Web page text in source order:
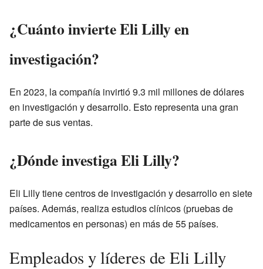
¿Cuánto invierte Eli Lilly en
investigación?
En 2023, la compañía invirtió 9.3 mil millones de dólares
en investigación y desarrollo. Esto representa una gran
parte de sus ventas.
¿Dónde investiga Eli Lilly?
Eli Lilly tiene centros de investigación y desarrollo en siete
países. Además, realiza estudios clínicos (pruebas de
medicamentos en personas) en más de 55 países.
Empleados y líderes de Eli Lilly